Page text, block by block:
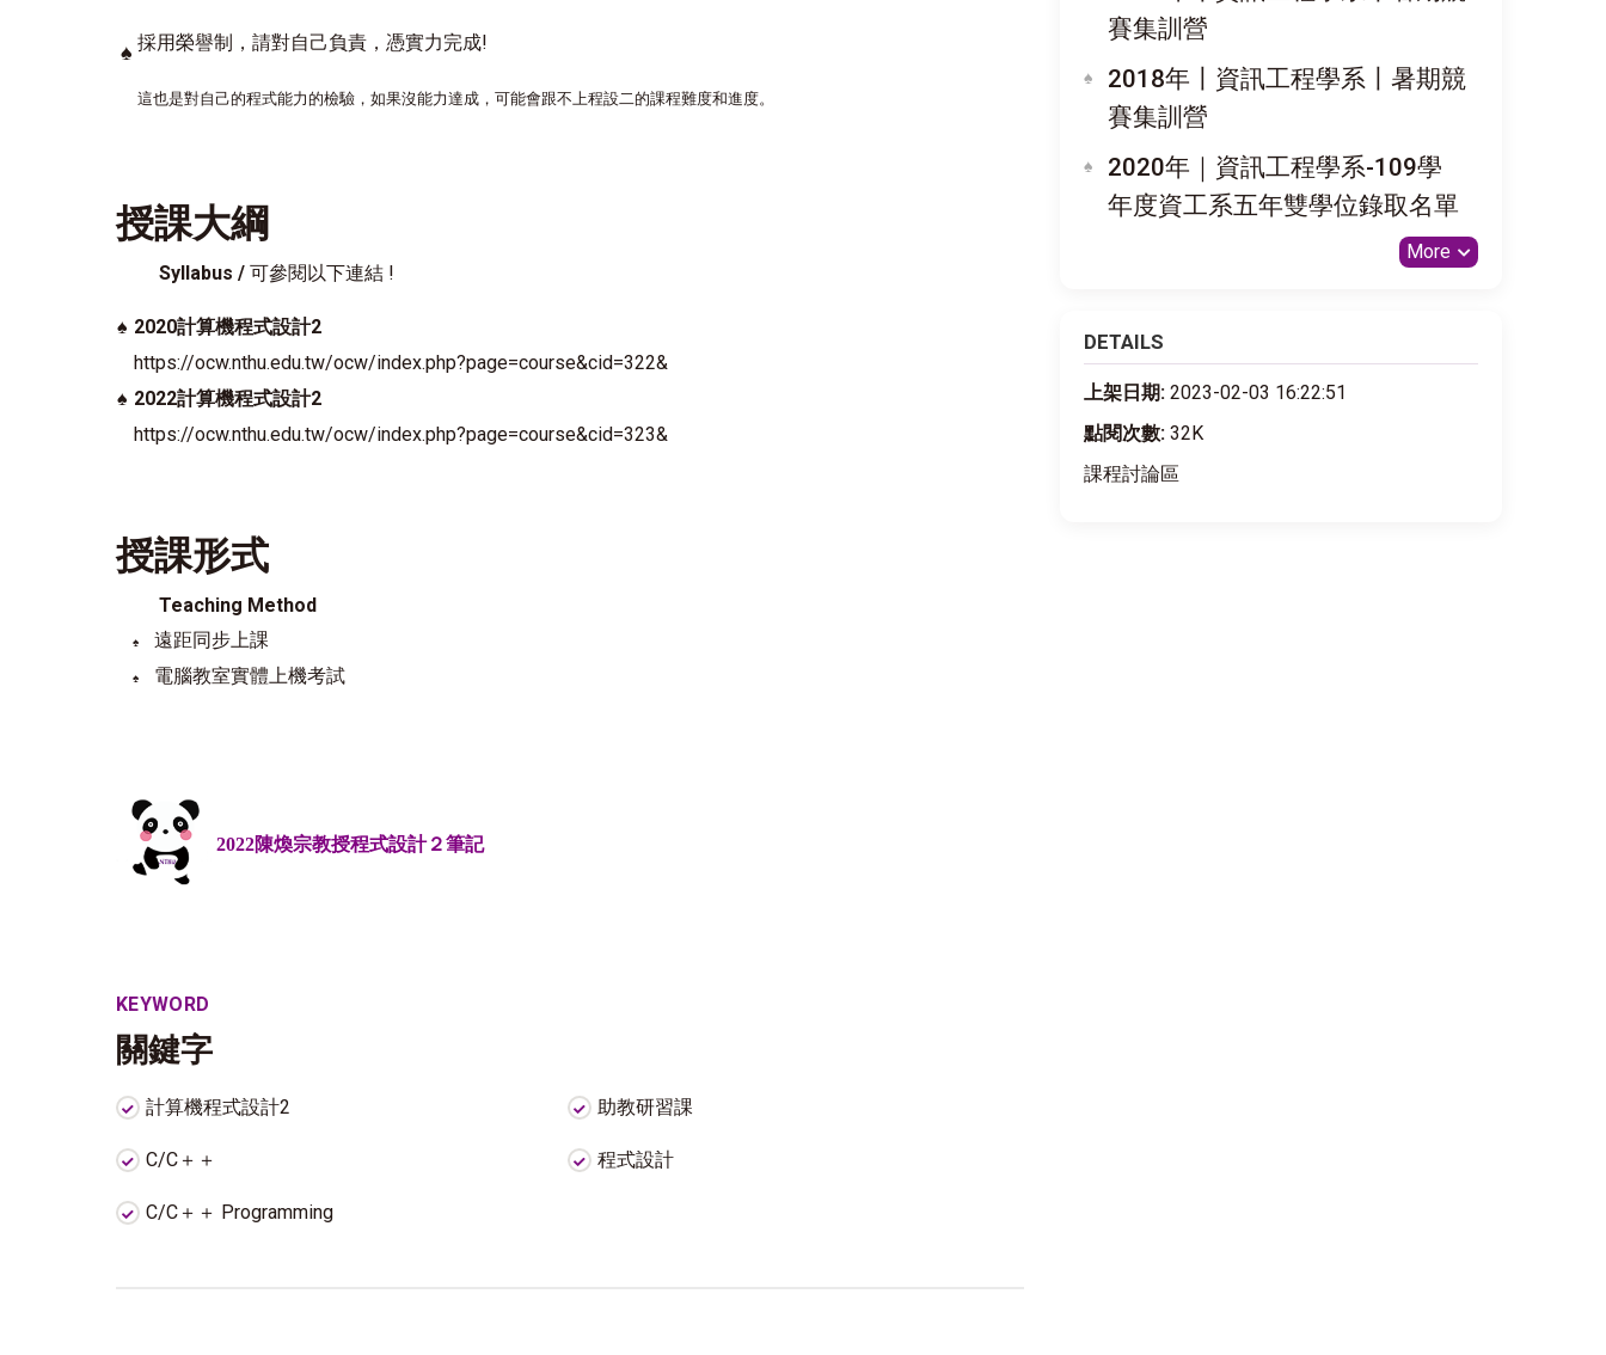
♠ 採用榮譽制，請對自己負責，憑實力完成!
這也是對自己的程式能力的檢驗，如果沒能力達成，可能會跟不上程設二的課程難度和進度。
授課大綱
Syllabus / 可參閱以下連結 !
♠ 2020計算機程式設計2
https://ocw.nthu.edu.tw/ocw/index.php?page=course&cid=322&
♠ 2022計算機程式設計2
https://ocw.nthu.edu.tw/ocw/index.php?page=course&cid=323&
授課形式
Teaching Method
♠ 遠距同步上課
♠ 電腦教室實體上機考試
2022陳煥宗教授程式設計２筆記
KEYWORD
關鍵字
計算機程式設計2 助教研習課
C/C＋＋ 程式設計
C/C＋＋ Programming
賽集訓營
2018年〡資訊工程學系〡暑期競
賽集訓營
2020年｜資訊工程學系-109學
年度資工系五年雙學位錄取名單
More
DETAILS
上架日期: 2023-02-03 16:22:51
點閱次數: 32K
課程討論區